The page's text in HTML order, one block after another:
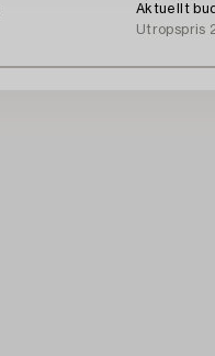
Aktuellt bud
Utropspris